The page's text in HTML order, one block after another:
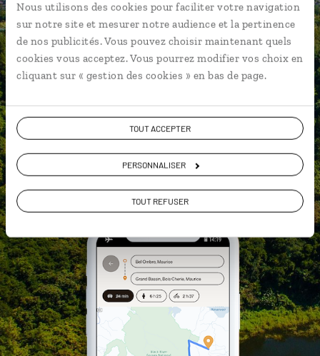
Nous utilisons des cookies pour faciliter votre navigation
sur notre site et mesurer notre audience et la pertinence
de nos publicités. Vous pouvez choisir maintenant quels
cookies vous acceptez. Vous pourrez modifier vos choix en
cliquant sur « gestion des cookies » en bas de page.
TOUT ACCEPTER
PERSONNALISER
TOUT REFUSER
Notre sélection d'échoppes de rue
Les plus belles anses et criques
géolocalisées
L'album souvenirs à composer
DÉCOUVRIR LUCIOLE